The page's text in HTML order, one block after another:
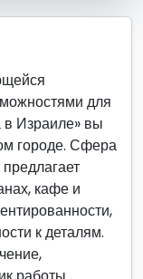
для
в Израиле» вы
городе. Сфера
кафе и
к деталям.